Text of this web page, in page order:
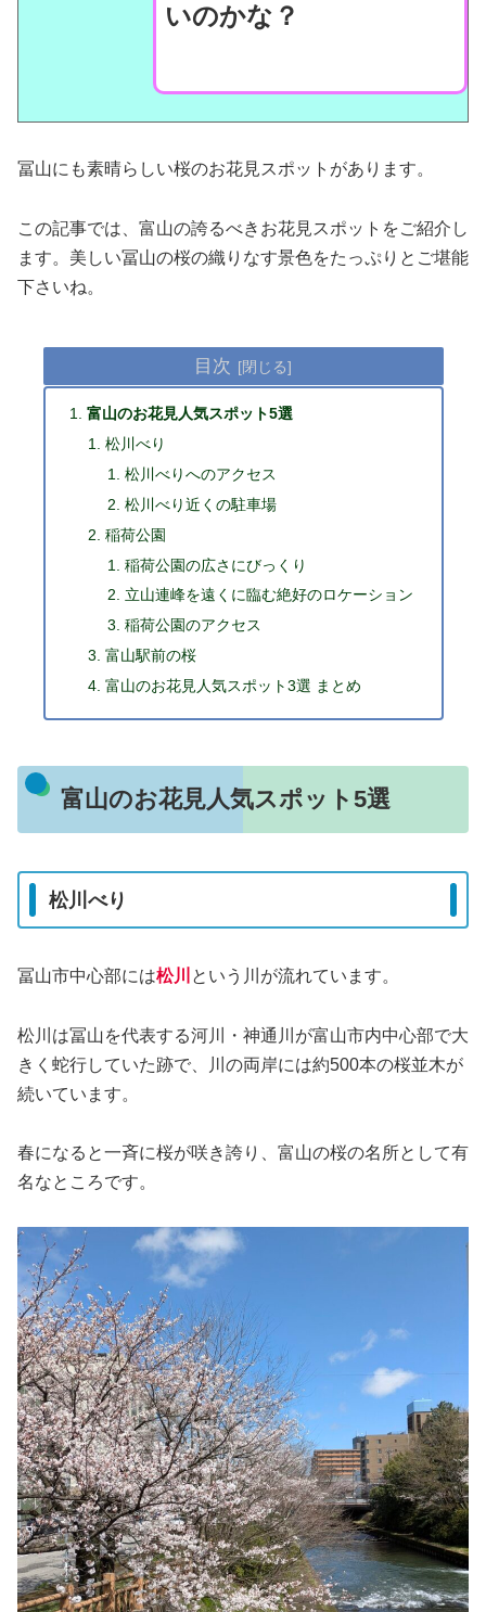
いのかな？
冨山にも素晴らしい桜のお花見スポットがあります。
この記事では、富山の誇るべきお花見スポットをご紹介し
ます。美しい冨山の桜の織りなす景色をたっぷりとご堪能
下さいね。
目次
富山のお花見人気スポット5選
松川べり
松川べりへのアクセス
松川べり近くの駐車場
稲荷公園
稲荷公園の広さにびっくり
立山連峰を遠くに臨む絶好のロケーション
稲荷公園のアクセス
富山駅前の桜
富山のお花見人気スポット3選 まとめ
富山のお花見人気スポット5選
松川べり
冨山市中心部には松川 という川が流れています。
松川は冨山を代表する河川・神通川が富山市内中心部で大
きく蛇行していた跡で、川の両岸には約500本の桜並木が
続いています。
春になると一斉に桜が咲き誇り、富山の桜の名所として有
名なところです。